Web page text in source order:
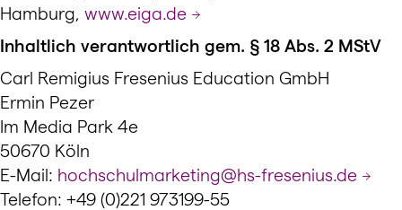
Hamburg, www.eiga.de
Inhaltlich verantwortlich gem. § 18 Abs. 2 MStV
Carl Remigius Fresenius Education GmbH
Ermin Pezer
Im Media Park 4e
50670 Köln
E-Mail: hochschulmarketing@hs-fresenius.de
Telefon: +49 (0)221 973199-55